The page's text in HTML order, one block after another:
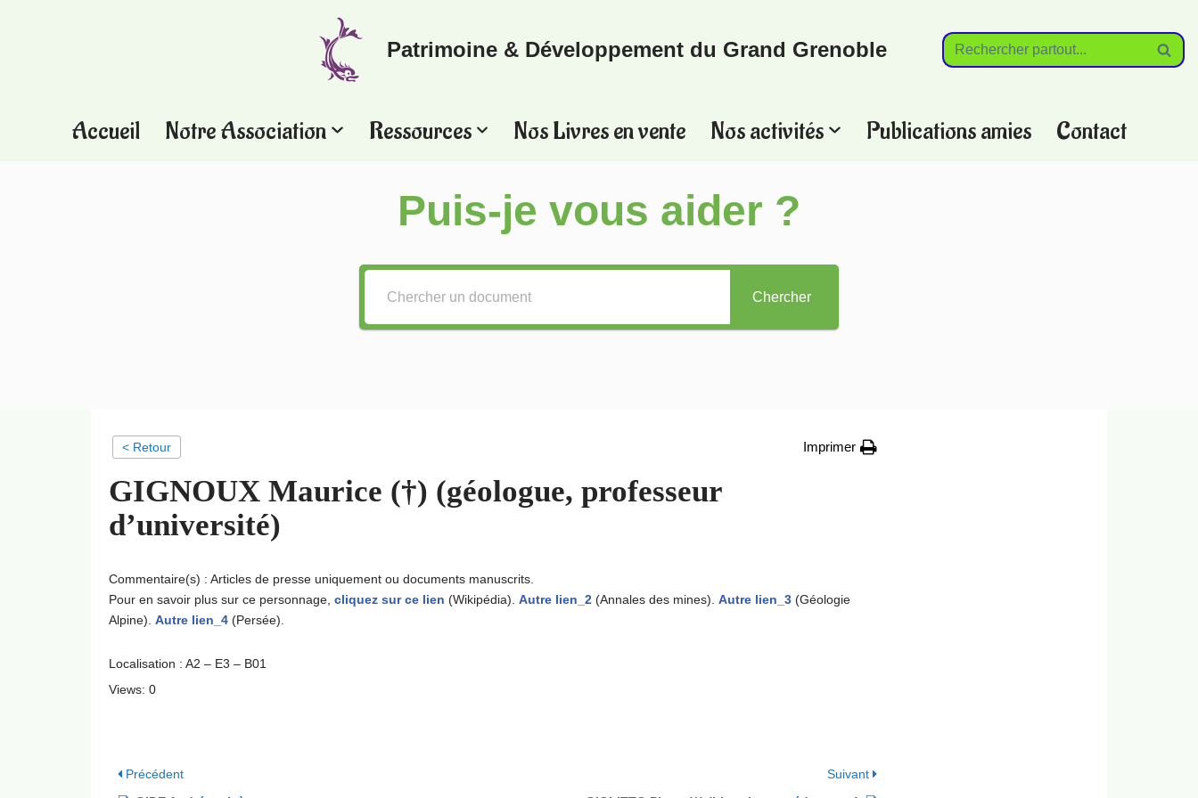
Patrimoine & Développement du Grand Grenoble
Accueil Notre Association Ressources Nos Livres en vente Nos activités Publications amies Contact
Puis-je vous aider ?
Chercher
< Retour Imprimer
GIGNOUX Maurice (†) (géologue, professeur
d’université)
Commentaire(s) : Articles de presse uniquement ou documents manuscrits.
Pour en savoir plus sur ce personnage, cliquez sur ce lien (Wikipédia). Autre lien_2 (Annales des mines). Autre lien_3 (Géologie
Alpine). Autre lien_4 (Persée).
Localisation : A2 – E3 – B01
Views: 0
Précédent
Suivant